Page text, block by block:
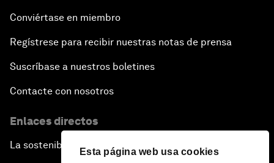
Esta página web usa cookies
Conviértase en miembro
Regístrese para recibir nuestras notas de prensa
Suscríbase a nuestros boletines
Contacte con nosotros
Enlaces directos
La sostenibilidad en el Foro